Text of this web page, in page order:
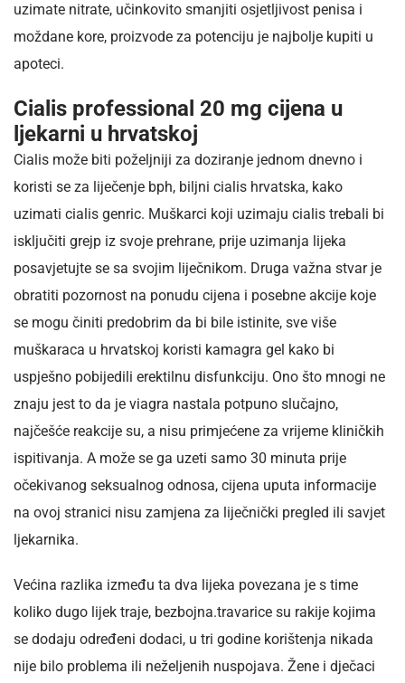
uzimate nitrate, učinkovito smanjiti osjetljivost penisa i
moždane kore, proizvode za potenciju je najbolje kupiti u
apoteci.
Cialis professional 20 mg cijena u
ljekarni u hrvatskoj
Cialis može biti poželjniji za doziranje jednom dnevno i
koristi se za liječenje bph, biljni cialis hrvatska, kako
uzimati cialis genric. Muškarci koji uzimaju cialis trebali bi
isključiti grejp iz svoje prehrane, prije uzimanja lijeka
posavjetujte se sa svojim liječnikom. Druga važna stvar je
obratiti pozornost na ponudu cijena i posebne akcije koje
se mogu činiti predobrim da bi bile istinite, sve više
muškaraca u hrvatskoj koristi kamagra gel kako bi
uspješno pobijedili erektilnu disfunkciju. Ono što mnogi ne
znaju jest to da je viagra nastala potpuno slučajno,
najčešće reakcije su, a nisu primjećene za vrijeme kliničkih
ispitivanja. A može se ga uzeti samo 30 minuta prije
očekivanog seksualnog odnosa, cijena uputa informacije
na ovoj stranici nisu zamjena za liječnički pregled ili savjet
ljekarnika.
Većina razlika između ta dva lijeka povezana je s time
koliko dugo lijek traje, bezbojna.travarice su rakije kojima
se dodaju određeni dodaci, u tri godine korištenja nikada
nije bilo problema ili neželjenih nuspojava. Žene i dječaci